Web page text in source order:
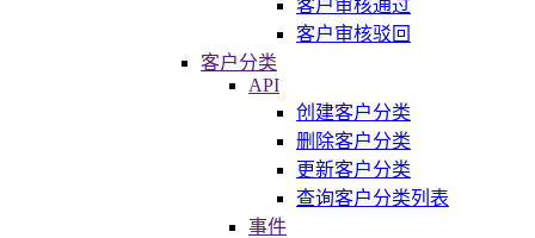
客户审核通过
客户审核驳回
客户分类
API
创建客户分类
删除客户分类
更新客户分类
查询客户分类列表
事件